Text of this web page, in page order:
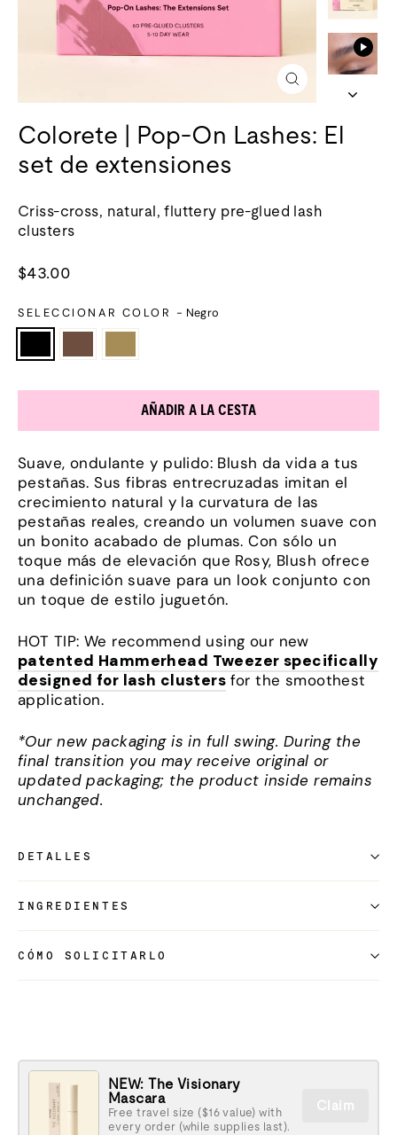
Cerrar
(esc)
Colorete | Pop-On Lashes: El
set de extensiones
Criss-cross, natural, fluttery pre-glued lash
clusters
Precio
$43.00
SELECCIONAR COLOR - Negro
AÑADIR A LA CESTA
Suave, ondulante y pulido: Blush da vida a tus
pestañas. Sus fibras entrecruzadas imitan el
crecimiento natural y la curvatura de las
pestañas reales, creando un volumen suave con
un bonito acabado de plumas. Con sólo un
toque más de elevación que Rosy, Blush ofrece
una definición suave para un look conjunto con
un toque de estilo juguetón.
HOT TIP: We recommend using our new
patented Hammerhead Tweezer specifically
designed for lash clusters for the smoothest
application.
*Our new packaging is in full swing. During the
final transition you may receive original or
updated packaging; the product inside remains
unchanged.
DETALLES
INGREDIENTES
CÓMO SOLICITARLO
NEW: The Visionary
Mascara
Free travel size ($16 value) with
every order (while supplies last).
Claim